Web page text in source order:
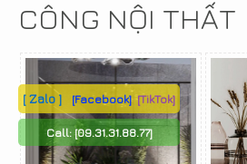
CÔNG NỘI THẤT
[ Zalo ] [Facebook] [TikTok]
Call:[09.31.31.88.77]